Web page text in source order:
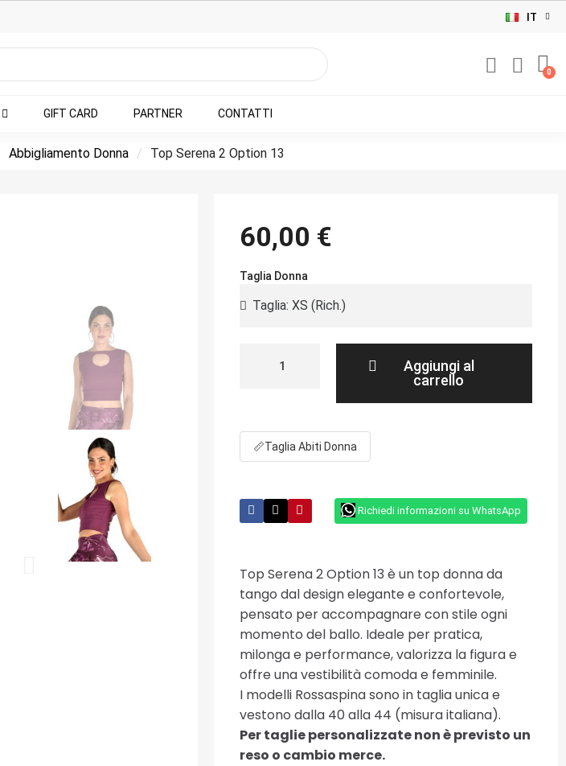
IT
GIFT CARD PARTNER CONTATTI
Abbigliamento Donna Top Serena 2 Option 13
60,00 €
Taglia Donna
Aggiungi al
carrello
📏Taglia Abiti Donna
Richiedi informazioni su WhatsApp
Top Serena 2 Option 13 è un top donna da
tango dal design elegante e confortevole,
pensato per accompagnare con stile ogni
momento del ballo. Ideale per pratica,
milonga e performance, valorizza la figura e
offre una vestibilità comoda e femminile.
I modelli Rossaspina sono in taglia unica e
vestono dalla 40 alla 44 (misura italiana).
Per taglie personalizzate non è previsto un
reso o cambio merce.